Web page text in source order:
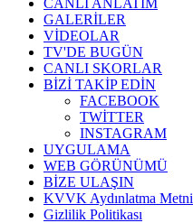
CANLI ANLATIM
GALERİLER
VİDEOLAR
TV'DE BUGÜN
CANLI SKORLAR
BİZİ TAKİP EDİN
FACEBOOK
TWİTTER
INSTAGRAM
UYGULAMA
WEB GÖRÜNÜMÜ
BİZE ULAŞIN
KVVK Aydınlatma Metni
Gizlilik Politikası